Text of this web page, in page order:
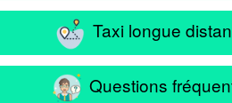
Taxi longue
Questions